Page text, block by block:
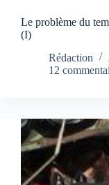
Le problème du
(I)
Rédaction
12